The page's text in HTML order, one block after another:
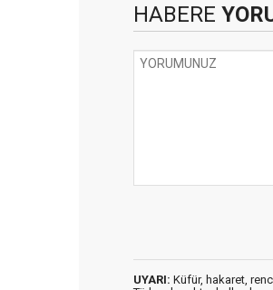
HABERE
UYARI: Küfür, hakaret,